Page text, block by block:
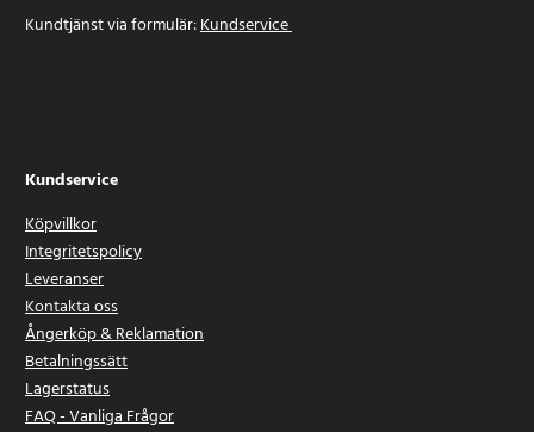
Kundtjänst via formulär:Kundservice
Kundservice
Köpvillkor
Integritetspolicy
Leveranser
Kontakta oss
Ångerköp & Reklamation
Betalningssätt
Lagerstatus
FAQ - Vanliga Frågor